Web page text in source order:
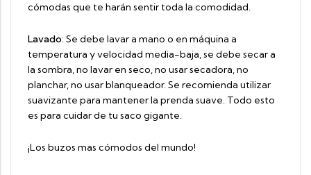
cómodas que te harán sentir toda la comodidad.
Lavado: Se debe lavar a mano o en máquina a
temperatura y velocidad media-baja, se debe secar a
la sombra, no lavar en seco, no usar secadora, no
planchar, no usar blanqueador. Se recomienda utilizar
suavizante para mantener la prenda suave. Todo esto
es para cuidar de tu saco gigante.
¡Los buzos mas cómodos del mundo!